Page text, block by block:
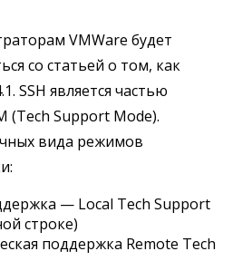
VMWare будет
со статьей о том, как
SSH является частью
(Tech Support Mode).
вида режимов
— Local Tech Support
строке)
поддержка Remote Tech